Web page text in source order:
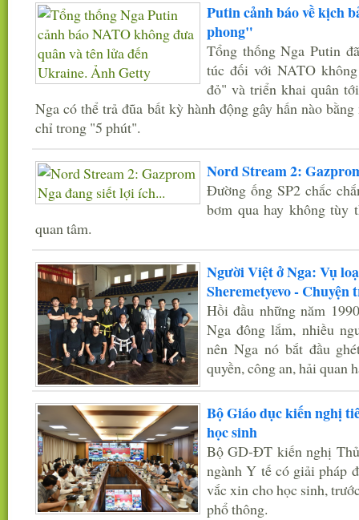
Putin cảnh báo về kịch
phong"
Tổng thống Nga Putin
túc đối với NATO
đỏ" và triển khai quân
Nga có thể trả đũa bất kỳ hành động gây hấn nào
chỉ trong "5 phút".
Nord Stream 2:
Đường ống SP2 chắc
bơm qua hay không tùy
quan tâm.
Người Việt ở Nga: Vụ
Sheremetyevo -
Hồi đầu những năm
Nga đông lắm, nhiều
nên Nga nó bắt đầu
quyền, công an, hải quan
Bộ Giáo dục kiến nghị
học sinh
Bộ GD-ĐT kiến nghị
ngành Y tế có giải pháp
vắc xin cho học sinh,
phổ thông.